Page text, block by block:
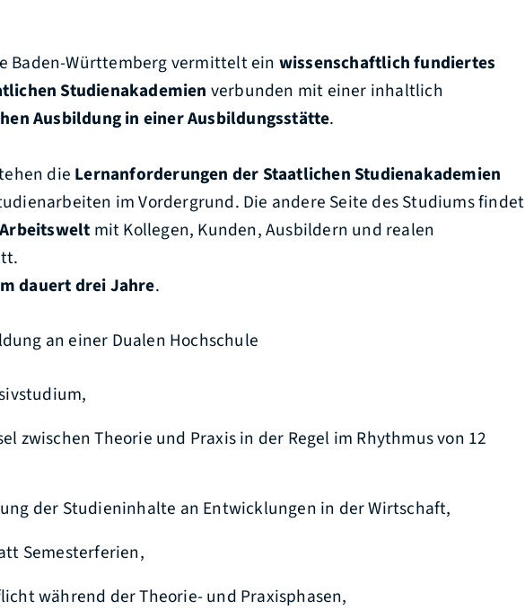
Baden-Württemberg vermittelt ein wissenschaftlich fundiertes
Studienakademien verbunden mit einer inhaltlich
Ausbildung in einer Ausbildungsstätte.
die Lernanforderungen der Staatlichen Studienakademien
im Vordergrund. Die andere Seite des Studiums findet
mit Kollegen, Kunden, Ausbildern und realen
dauert drei Jahre.
an einer Dualen Hochschule
zwischen Theorie und Praxis in der Regel im Rhythmus von 12
der Studieninhalte an Entwicklungen in der Wirtschaft,
Semesterferien,
während der Theorie- und Praxisphasen,